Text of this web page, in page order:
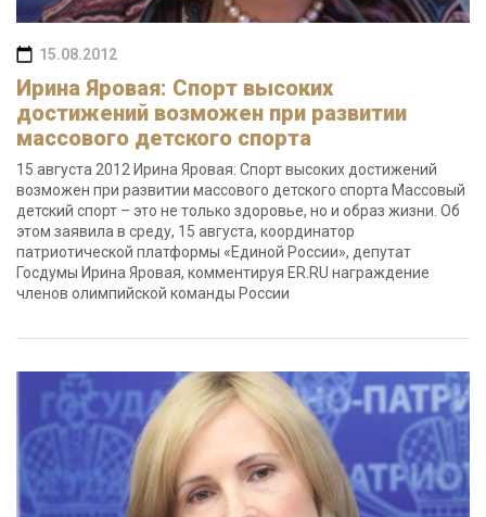
15.08.2012
Ирина Яровая: Спорт высоких
достижений возможен при развитии
массового детского спорта
15 августа 2012 Ирина Яровая: Спорт высоких достижений
возможен при развитии массового детского спорта Массовый
детский спорт – это не только здоровье, но и образ жизни. Об
этом заявила в среду, 15 августа, координатор
патриотической платформы «Единой России», депутат
Госдумы Ирина Яровая, комментируя ER.RU награждение
членов олимпийской команды России